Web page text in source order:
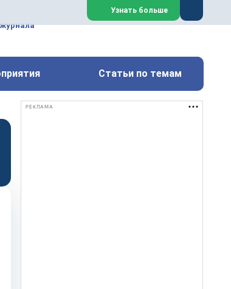
обслуживанием
металлургических
Закрыть
Узнать больше
Статьи по темам
РЕКЛАМА